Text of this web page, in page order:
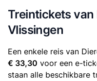
Treintickets van
Vlissingen
Een enkele reis van
€ 33,30 voor een e-
staan alle beschikbare